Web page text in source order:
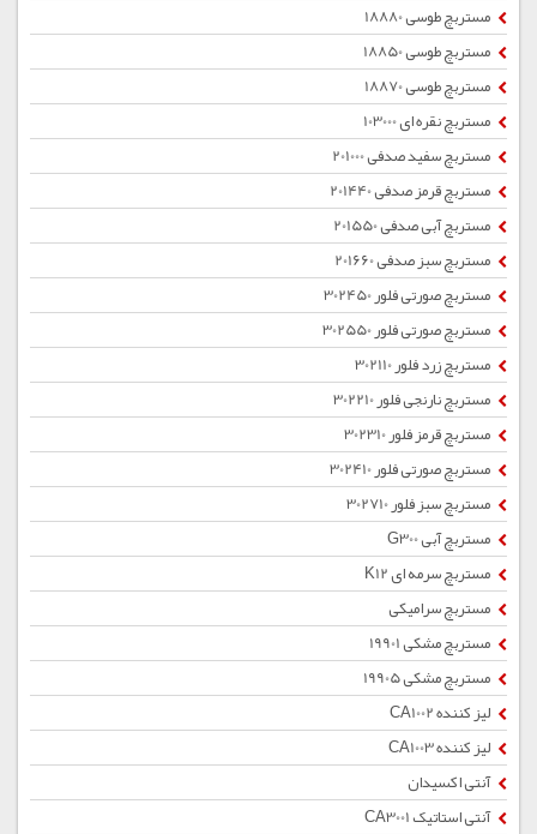
مستربچ طوسی 18880
مستربچ طوسی 18850
مستربچ طوسی 18870
مستربچ نقره ای 103000
مستربچ سفید صدفی 201000
مستربچ قرمز صدفی 201440
مستربچ آبی صدفی 201550
مستربچ سبز صدفی 201660
مستربچ صورتی فلور 302450
مستربچ صورتی فلور 302550
مستربچ زرد فلور 302110
مستربچ نارنجی فلور 302210
مستربچ قرمز فلور 302310
مستربچ صورتی فلور 302410
مستربچ سبز فلور 302710
مستربچ آبی G300
مستربچ سرمه ای K12
مستربچ سرامیکی
مستربچ مشکی 19901
مستربچ مشکی 19905
لیز کننده CA1002
لیز کننده CA1003
آنتی اکسیدان
آنتی استاتیک CA3001